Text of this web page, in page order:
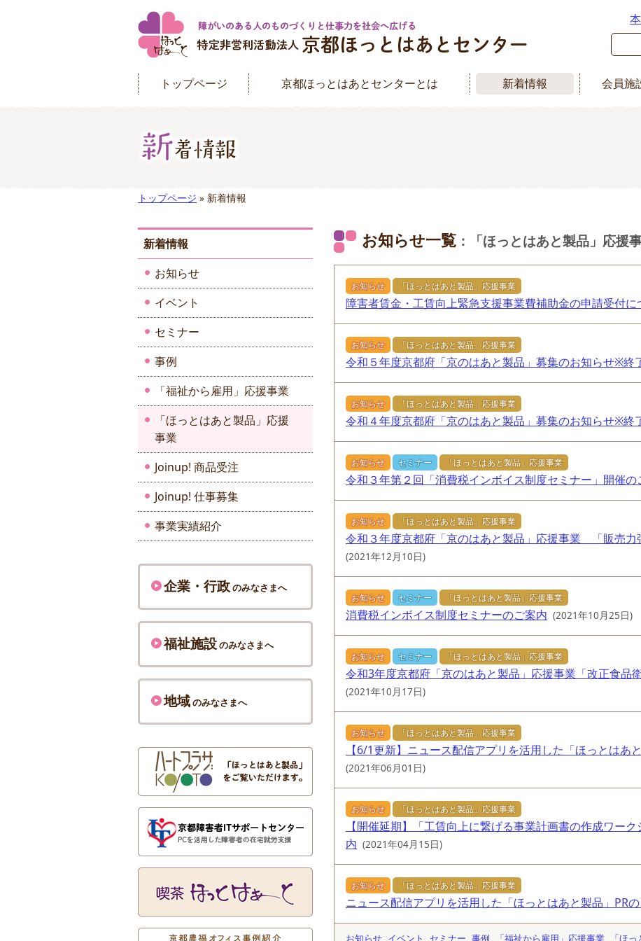
トップページ 京都ほっとはあとセンターとは 新着情報 会員施
トップページ » 新着情報
お知らせ一覧 ：「ほっとはあと製品」応援
お知らせ 「ほっとはあと製品」応援事業
障害者賃金・工賃向上緊急支援事業費補助金の申請受付に
お知らせ 「ほっとはあと製品」応援事業
令和５年度京都府「京のはあと製品」募集のお知らせ※終
お知らせ 「ほっとはあと製品」応援事業
令和４年度京都府「京のはあと製品」募集のお知らせ※終
お知らせ セミナー 「ほっとはあと製品」応援事業
令和３年第２回「消費税インボイス制度セミナー」開催の
お知らせ 「ほっとはあと製品」応援事業
令和３年度京都府「京のはあと製品」応援事業 「販売力
(2021年12月10日)
お知らせ セミナー 「ほっとはあと製品」応援事業
消費税インボイス制度セミナーのご案内 (2021年10月25日)
お知らせ セミナー 「ほっとはあと製品」応援事業
令和3年度京都府「京のはあと製品」応援事業「改正食品
(2021年10月17日)
お知らせ 「ほっとはあと製品」応援事業
【6/1更新】ニュース配信アプリを活用した「ほっとはあ
(2021年06月01日)
お知らせ 「ほっとはあと製品」応援事業
【開催延期】「工賃向上に繋げる事業計画書の作成ワー
内 (2021年04月15日)
お知らせ 「ほっとはあと製品」応援事業
ニュース配信アプリを活用した「ほっとはあと製品」PR
お知らせ イベント セミナー 事例 「福祉から雇用」応援事業 「ほ
新着情報
お知らせ
イベント
セミナー
事例
「福祉から雇用」応援事業
「ほっとはあと製品」応援
事業
Joinup! 商品受注
Joinup! 仕事募集
事業実績紹介
企業・行政のみなさまへ
福祉施設のみなさまへ
地域のみなさまへ